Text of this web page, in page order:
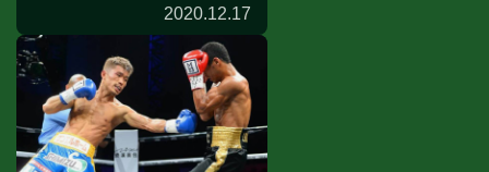
2020.12.17